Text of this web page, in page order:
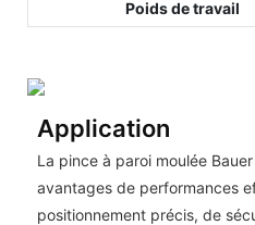
Poids de travail
Application
La pince à paroi moulée
avantages de performances
positionnement précis, de